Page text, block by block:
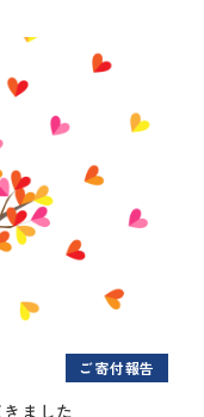
ご寄付報告
ました